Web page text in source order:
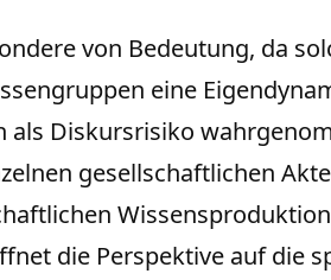
von Bedeutung, da
eine
als Diskursrisiko
gesellschaftlichen
die Perspektive auf die